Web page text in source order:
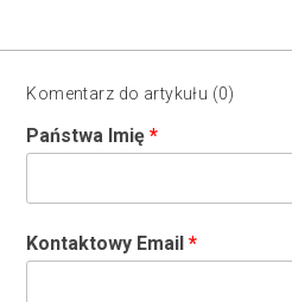
Komentarz do artykułu (0)
Państwa Imię
Kontaktowy Email